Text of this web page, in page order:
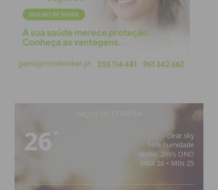
26
clear sky
56% humidade
vento: 2m/s ONO
MAX 26 • MIN 25